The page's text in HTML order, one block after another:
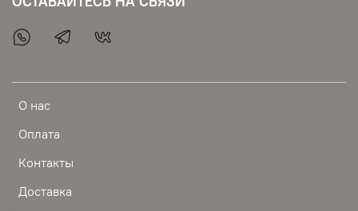
О нас
Оплата
Контакты
Доставка